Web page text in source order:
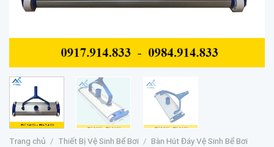
Trang chủ / Thiết Bị Vệ Sinh Bể Bơi / Bàn Hút Đáy Vệ Sinh Bể Bơi